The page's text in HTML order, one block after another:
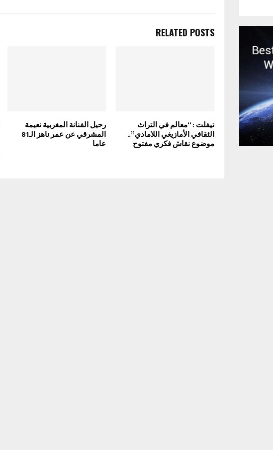
RELATED POSTS
تيفلت : “معالم في التراث
الثقافي الأمازيغي اللامادي”..
موضوع نقاش فكري مفتوح
رحيل الفنانة المغربية نعيمة
المشرقي عن عمر ناهز الـ81
عاما